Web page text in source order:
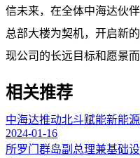
信未来，在全体中海达伙
总部大楼为契机，开启新
现公司的长远目标和愿景而
相关推荐
中海达推动北斗赋能新能
2024-01-16
所罗门群岛副总理兼基础